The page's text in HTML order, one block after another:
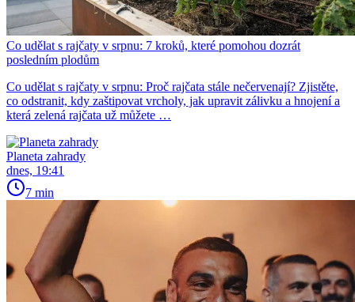
Co udělat s rajčaty v srpnu: 7 kroků, které pomohou dozrát
posledním plodům
Co udělat s rajčaty v srpnu: Proč rajčata stále nečervenají? Zjistěte,
co odstranit, kdy zaštipovat vrcholy, jak upravit zálivku a hnojení a
která zelená rajčata už můžete …
Planeta zahrady
dnes, 19:41
7 min